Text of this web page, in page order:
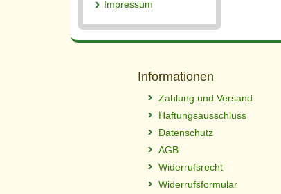
Impressum
Informationen
Zahlung und Versand
Haftungsausschluss
Datenschutz
AGB
Widerrufsrecht
Widerrufsformular